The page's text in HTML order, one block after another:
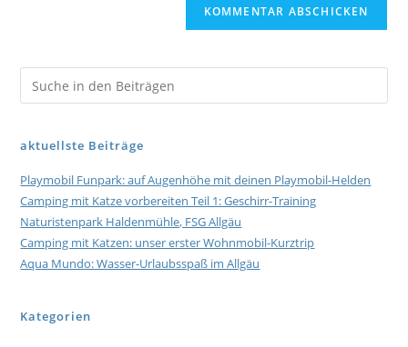
aktuellste Beiträge
Playmobil Funpark: auf Augenhöhe mit deinen Playmobil-Helden
Camping mit Katze vorbereiten Teil 1: Geschirr-Training
Naturistenpark Haldenmühle, FSG Allgäu
Camping mit Katzen: unser erster Wohnmobil-Kurztrip
Aqua Mundo: Wasser-Urlaubsspaß im Allgäu
Kategorien